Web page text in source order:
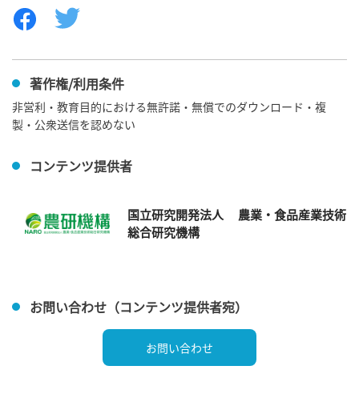
著作権/利用条件
非営利・教育目的における無許諾・無償でのダウンロード・複
製・公衆送信を認めない
コンテンツ提供者
国立研究開発法人 農業・食品産業技術
総合研究機構
お問い合わせ（コンテンツ提供者宛）
お問い合わせ